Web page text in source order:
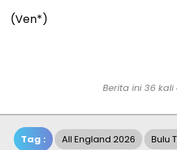
(Ven*)
Berita ini 36
Tag : All England 2026 Bulu